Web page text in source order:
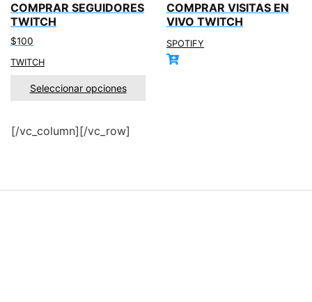
COMPRAR SEGUIDORES
TWITCH
$100
TWITCH
Seleccionar opciones
COMPRAR VISITAS EN
VIVO TWITCH
SPOTIFY
[/vc_column][/vc_row]